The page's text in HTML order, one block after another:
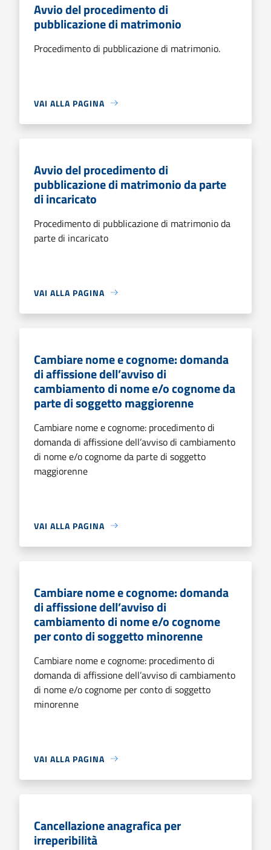
Avvio del procedimento di
pubblicazione di matrimonio
Procedimento di pubblicazione di matrimonio.
VAI ALLA PAGINA
Avvio del procedimento di
pubblicazione di matrimonio da parte
di incaricato
Procedimento di pubblicazione di matrimonio da
parte di incaricato
VAI ALLA PAGINA
Cambiare nome e cognome: domanda
di affissione dell’avviso di
cambiamento di nome e/o cognome da
parte di soggetto maggiorenne
Cambiare nome e cognome: procedimento di
domanda di affissione dell’avviso di cambiamento
di nome e/o cognome da parte di soggetto
maggiorenne
VAI ALLA PAGINA
Cambiare nome e cognome: domanda
di affissione dell’avviso di
cambiamento di nome e/o cognome
per conto di soggetto minorenne
Cambiare nome e cognome: procedimento di
domanda di affissione dell’avviso di cambiamento
di nome e/o cognome per conto di soggetto
minorenne
VAI ALLA PAGINA
Cancellazione anagrafica per
irreperibilità